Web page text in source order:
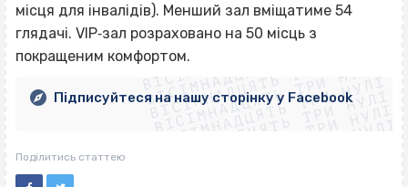
місця для інвалідів). Менший зал вміщатиме 54
глядачі. VIP‐зал розраховано на 50 місць з
покращеним комфортом.ВІСІМНАДЦЯТЬ ТРИ НУЛІ
ВІСІМНАДЦЯТЬ ТРИ НУЛІ
ВІСІМНАДЦЯТЬ ТРИ НУЛІ
ВІСІМНАДЦЯТЬ ТРИ НУЛІ
ВІСІМНАДЦЯТЬ ТРИ НУЛІ
ВІСІМНАДЦЯТЬ ТРИ НУЛІ
ВІСІМНАДЦЯТЬ ТРИ НУЛІ
ВІСІМНАДЦЯТЬ ТРИ НУЛІ
Підписуйтеся на нашу сторінку у Facebook
Поділитись статтею